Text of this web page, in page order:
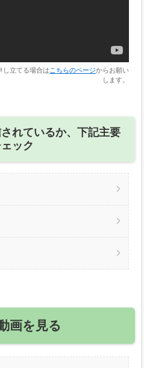
立てる場合は こちらのページからお願い
します。
れているか、下記主要
ック
画を見る